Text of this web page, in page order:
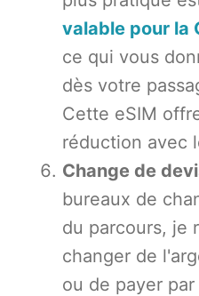
valable pour la
ce qui vous
dès votre
Cette eSIM
réduction avec
Change de
bureaux de
du parcours, je
changer de
ou de payer